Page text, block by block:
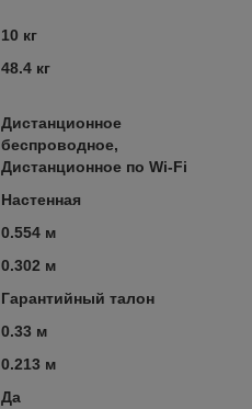
10 кг
48.4 кг
Дистанционное
беспроводное,
Дистанционное по Wi-Fi
Настенная
0.554 м
0.302 м
Гарантийный талон
0.33 м
0.213 м
Да